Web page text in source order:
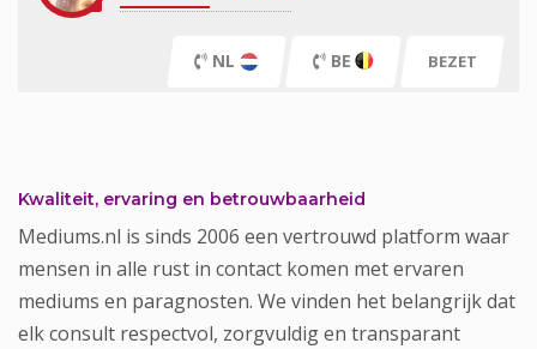
NL BE BEZET
Kwaliteit, ervaring en betrouwbaarheid
Mediums.nl is sinds 2006 een vertrouwd platform waar
mensen in alle rust in contact komen met ervaren
mediums en paragnosten. We vinden het belangrijk dat
elk consult respectvol, zorgvuldig en transparant